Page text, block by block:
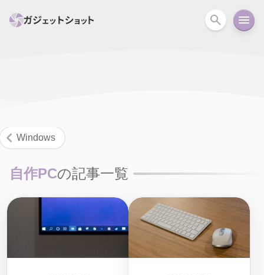
回線 iPhone
ガイド ニュース オーディオ 周辺機器
Windows
自作PCの記事一覧